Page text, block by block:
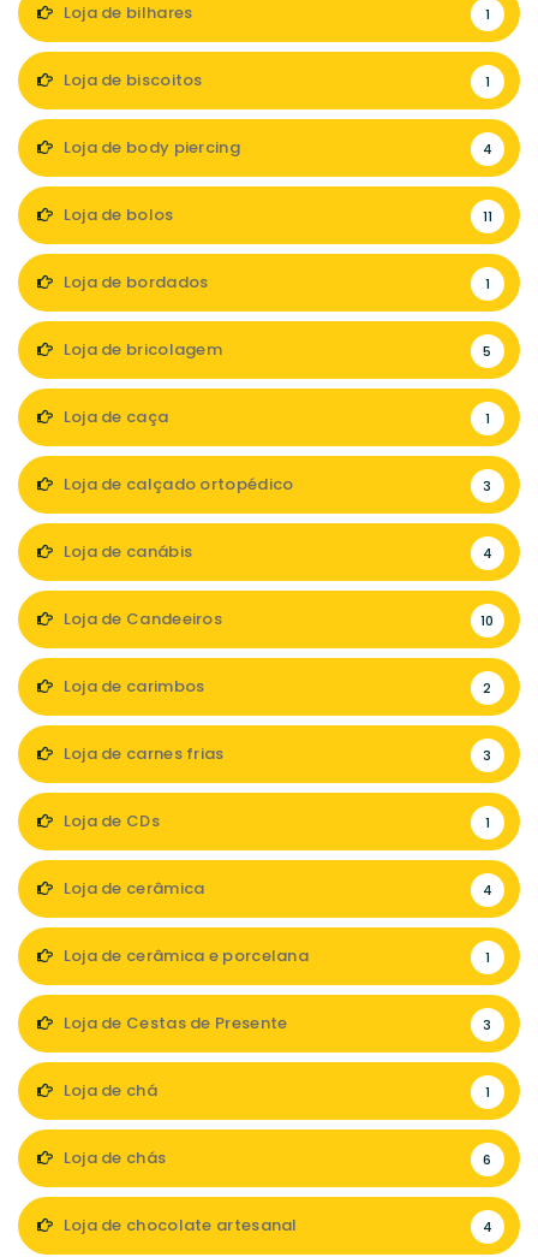
Loja de bilhares 1
Loja de biscoitos 1
Loja de body piercing 4
Loja de bolos 11
Loja de bordados 1
Loja de bricolagem 5
Loja de caça 1
Loja de calçado ortopédico 3
Loja de canábis 4
Loja de Candeeiros 10
Loja de carimbos 2
Loja de carnes frias 3
Loja de CDs 1
Loja de cerâmica 4
Loja de cerâmica e porcelana 1
Loja de Cestas de Presente 3
Loja de chá 1
Loja de chás 6
Loja de chocolate artesanal 4